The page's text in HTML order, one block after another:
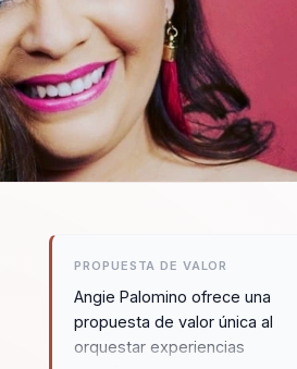
PROPUESTA DE VALOR
Angie Palomino ofrece una
propuesta de valor única al
orquestar experiencias